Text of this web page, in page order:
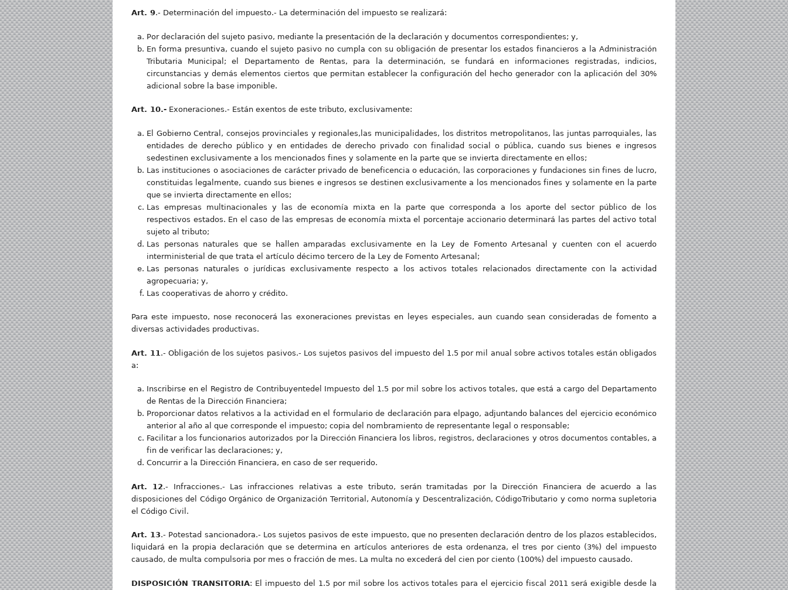
Art. 9.- Determinación del impuesto.- La determinación del impuesto se realizará:
Por declaración del sujeto pasivo, mediante la presentación de la declaración y documentos correspondientes; y,
En forma presuntiva, cuando el sujeto pasivo no cumpla con su obligación de presentar los estados financieros a la Administración
Tributaria Municipal; el Departamento de Rentas, para la determinación, se fundará en informaciones registradas, indicios,
circunstancias y demás elementos ciertos que permitan establecer la configuración del hecho generador con la aplicación del 30%
adicional sobre la base imponible.
Art. 10.- Exoneraciones.- Están exentos de este tributo, exclusivamente:
El Gobierno Central, consejos provinciales y regionales,las municipalidades, los distritos metropolitanos, las juntas parroquiales, las
entidades de derecho público y en entidades de derecho privado con finalidad social o pública, cuando sus bienes e ingresos
sedestinen exclusivamente a los mencionados fines y solamente en la parte que se invierta directamente en ellos;
Las instituciones o asociaciones de carácter privado de beneficencia o educación, las corporaciones y fundaciones sin fines de lucro,
constituidas legalmente, cuando sus bienes e ingresos se destinen exclusivamente a los mencionados fines y solamente en la parte
que se invierta directamente en ellos;
Las empresas multinacionales y las de economía mixta en la parte que corresponda a los aporte del sector público de los
respectivos estados. En el caso de las empresas de economía mixta el porcentaje accionario determinará las partes del activo total
sujeto al tributo;
Las personas naturales que se hallen amparadas exclusivamente en la Ley de Fomento Artesanal y cuenten con el acuerdo
interministerial de que trata el artículo décimo tercero de la Ley de Fomento Artesanal;
Las personas naturales o jurídicas exclusivamente respecto a los activos totales relacionados directamente con la actividad
agropecuaria; y,
Las cooperativas de ahorro y crédito.
Para este impuesto, nose reconocerá las exoneraciones previstas en leyes especiales, aun cuando sean consideradas de fomento a
diversas actividades productivas.
Art. 11 .- Obligación de los sujetos pasivos.- Los sujetos pasivos del impuesto del 1.5 por mil anual sobre activos totales están obligados
a:
Inscribirse en el Registro de Contribuyentedel Impuesto del 1.5 por mil sobre los activos totales, que está a cargo del Departamento
de Rentas de la Dirección Financiera;
Proporcionar datos relativos a la actividad en el formulario de declaración para elpago, adjuntando balances del ejercicio económico
anterior al año al que corresponde el impuesto; copia del nombramiento de representante legal o responsable;
Facilitar a los funcionarios autorizados por la Dirección Financiera los libros, registros, declaraciones y otros documentos contables, a
fin de verificar las declaraciones; y,
Concurrir a la Dirección Financiera, en caso de ser requerido.
Art. 12.- Infracciones.- Las infracciones relativas a este tributo, serán tramitadas por la Dirección Financiera de acuerdo a las
disposiciones del Código Orgánico de Organización Territorial, Autonomía y Descentralización, CódigoTributario y como norma supletoria
el Código Civil.
Art. 13.- Potestad sancionadora.- Los sujetos pasivos de este impuesto, que no presenten declaración dentro de los plazos establecidos,
liquidará en la propia declaración que se determina en artículos anteriores de esta ordenanza, el tres por ciento (3%) del impuesto
causado, de multa compulsoria por mes o fracción de mes. La multa no excederá del cien por ciento (100%) del impuesto causado.
DISPOSICIÓN TRANSITORIA: El impuesto del 1.5 por mil sobre los activos totales para el ejercicio fiscal 2011 será exigible desde la